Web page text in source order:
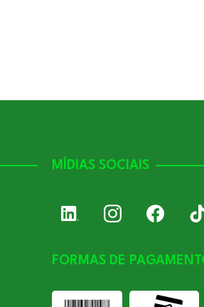
MÍDIAS SOCIAIS
FORMAS DE